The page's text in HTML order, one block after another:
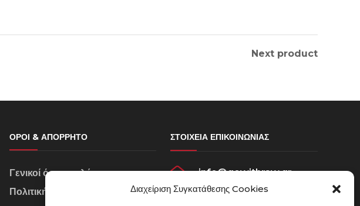
Διαχείριση Συγκατάθεσης Cookies
Next product
ΌΡΟΙ & ΑΠΌΡΡΗΤΟ
Γενικοί όροι πωλήσεων
Πολιτική Απορρήτου
ΣΤΟΙΧΕΊΑ ΕΠΙΚΟΙΝΩΝΊΑΣ
info@gowithraw.gr
24310 35062